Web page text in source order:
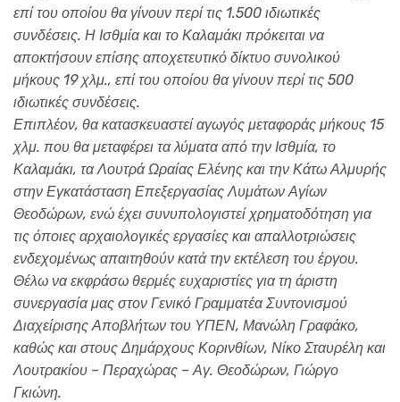
επί του οποίου θα γίνουν περί τις 1.500 ιδιωτικές
συνδέσεις. Η Ισθμία και το Καλαμάκι πρόκειται να
αποκτήσουν επίσης αποχετευτικό δίκτυο συνολικού
μήκους 19 χλμ., επί του οποίου θα γίνουν περί τις 500
ιδιωτικές συνδέσεις.
Επιπλέον, θα κατασκευαστεί αγωγός μεταφοράς μήκους 15
χλμ. που θα μεταφέρει τα λύματα από την Ισθμία, το
Καλαμάκι, τα Λουτρά Ωραίας Ελένης και την Κάτω Αλμυρής
στην Εγκατάσταση Επεξεργασίας Λυμάτων Αγίων
Θεοδώρων, ενώ έχει συνυπολογιστεί χρηματοδότηση για
τις όποιες αρχαιολογικές εργασίες και απαλλοτριώσεις
ενδεχομένως απαιτηθούν κατά την εκτέλεση του έργου.
Θέλω να εκφράσω θερμές ευχαριστίες για τη άριστη
συνεργασία μας στον Γενικό Γραμματέα Συντονισμού
Διαχείρισης Αποβλήτων του ΥΠΕΝ, Μανώλη Γραφάκο,
καθώς και στους Δημάρχους Κορινθίων, Νίκο Σταυρέλη και
Λουτρακίου – Περαχώρας – Αγ. Θεοδώρων, Γιώργο
Γκιώνη.